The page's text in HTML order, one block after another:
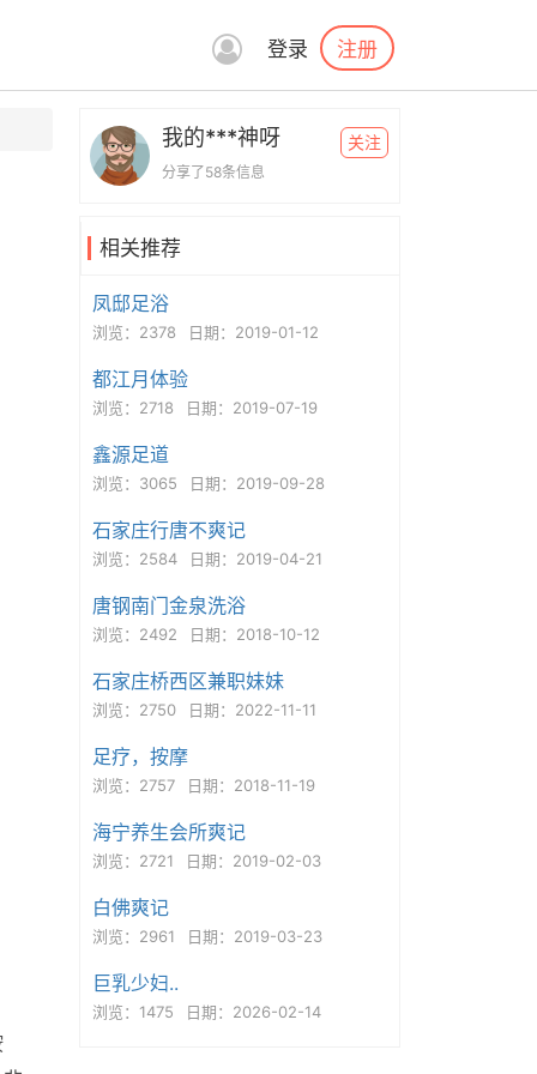
登录 注册
我的***神呀
分享了58条信息
关注
相关推荐
凤邸足浴
浏览：2378 日期：2019-01-12
都江月体验
浏览：2718 日期：2019-07-19
鑫源足道
浏览：3065 日期：2019-09-28
石家庄行唐不爽记
浏览：2584 日期：2019-04-21
唐钢南门金泉洗浴
浏览：2492 日期：2018-10-12
石家庄桥西区兼职妹妹
浏览：2750 日期：2022-11-11
足疗，按摩
浏览：2757 日期：2018-11-19
海宁养生会所爽记
浏览：2721 日期：2019-02-03
白佛爽记
浏览：2961 日期：2019-03-23
巨乳少妇..
浏览：1475 日期：2026-02-14